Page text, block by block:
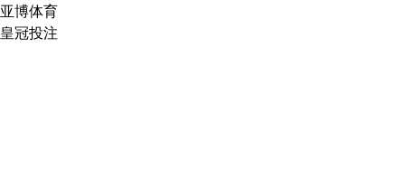
亚博体育
皇冠投注